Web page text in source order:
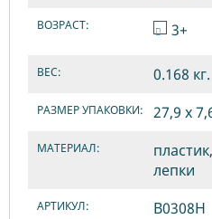
ВОЗРАСТ: 3+
ВЕС: 0.168 кг.
РАЗМЕР УПАКОВКИ: 27,9 х
МАТЕРИАЛ:
лепки
АРТИКУЛ: B0308H